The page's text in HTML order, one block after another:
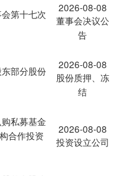
第十七次
2026-08-08
董事会决议公
告
部分股份
2026-08-08
股份质押、冻
结
私募基金
合作投资
2026-08-08
投资设立公司